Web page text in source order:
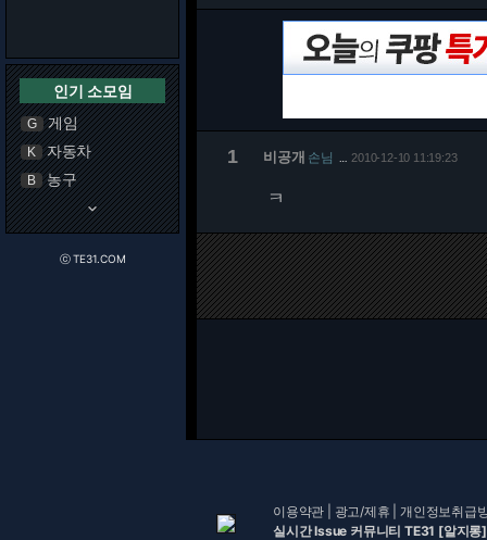
인기 소모임
G 게임
K 자동차
B 농구
keyboard_arrow_down
ⓒ TE31.COM
1 비공개 손님 2010-12-10 11:19:23
ㅋ
이용약관 광고/제휴 |개인정보취급
실시간 Issue 커뮤니티 TE31 [알지